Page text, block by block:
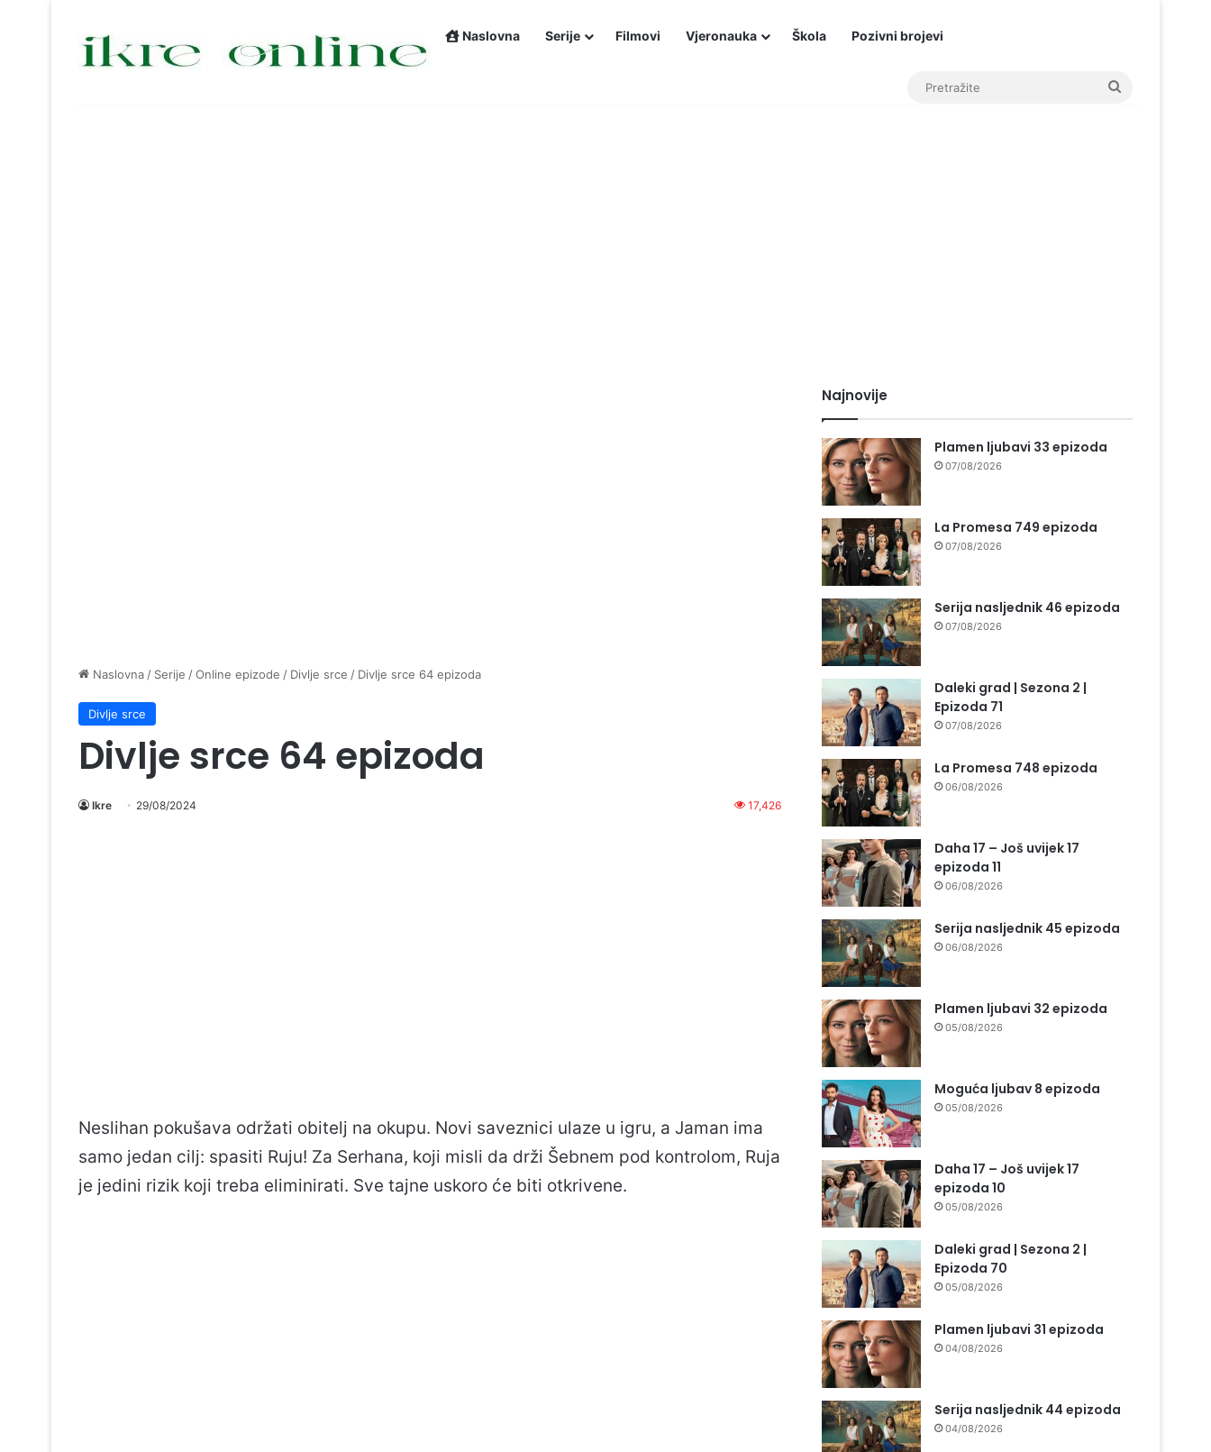
Naslovna Serije Filmovi Vjeronauka Škola Pozivni brojevi
Naslovna / Serije /Online epizode / Divlje srce / Divlje srce 64 epizoda
Divlje srce
Divlje srce 64 epizoda
Ikre 29/08/2024 17,426
Neslihan pokušava održati obitelj na okupu. Novi saveznici ulaze u igru, a Jaman ima
samo jedan cilj: spasiti Ruju! Za Serhana, koji misli da drži Šebnem pod kontrolom, Ruja
je jedini rizik koji treba eliminirati. Sve tajne uskoro će biti otkrivene.
Najnovije
Plamen ljubavi 33 epizoda
07/08/2026
La Promesa 749 epizoda
07/08/2026
Serija nasljednik 46 epizoda
07/08/2026
Daleki grad | Sezona 2 |
Epizoda 71
07/08/2026
La Promesa 748 epizoda
06/08/2026
Daha 17 – Još uvijek 17
epizoda 11
06/08/2026
Serija nasljednik 45 epizoda
06/08/2026
Plamen ljubavi 32 epizoda
05/08/2026
Moguća ljubav 8 epizoda
05/08/2026
Daha 17 – Još uvijek 17
epizoda 10
05/08/2026
Daleki grad | Sezona 2 |
Epizoda 70
05/08/2026
Plamen ljubavi 31 epizoda
04/08/2026
Serija nasljednik 44 epizoda
04/08/2026